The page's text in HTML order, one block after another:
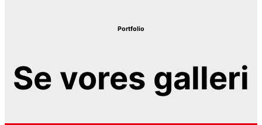
Portfolio
Se vores galleri